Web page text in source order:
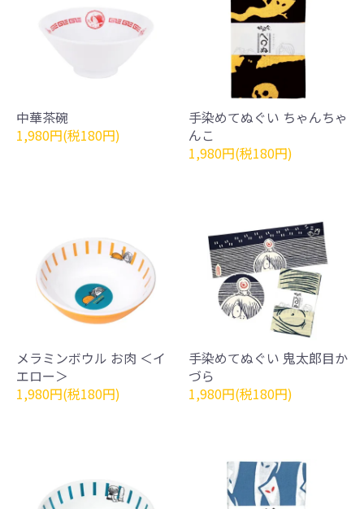
中華茶碗
1,980円(税180円)
手染めてぬぐい ちゃんちゃ
んこ
1,980円(税180円)
メラミンボウル お肉 ＜イ
エロー＞
1,980円(税180円)
手染めてぬぐい 鬼太郎目か
づら
1,980円(税180円)